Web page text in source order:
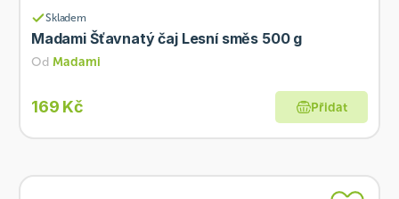
Skladem
Madami Šťavnatý čaj Lesní směs 500 g
Od Madami
169 Kč Přidat